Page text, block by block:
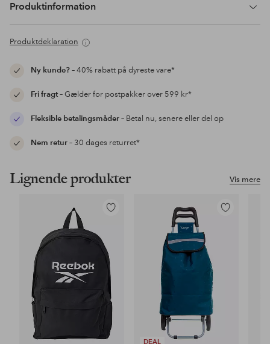
Produktinformation
Produktdeklaration
Ny kunde?– 40% rabatt på dyreste vare*
Fri fragt– Gælder for postpakker over 599 kr*
Fleksible betalingsmåder– Betal nu, senere eller del op
Nem retur– 30 dages returret*
Vis mere
Lignende produkter
Tilføj
DEAL
Tilføj